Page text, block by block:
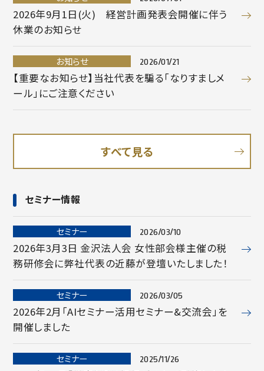
2026年9月1日(火) 経営計画発表会開催に伴う
休業のお知らせ
お知らせ 2026/01/21
【重要なお知らせ】当社代表を騙る「なりすましメ
ール」にご注意ください
すべて見る
セミナー情報
セミナー 2026/03/10
2026年3月3日 金沢法人会 女性部会様主催の税
務研修会に弊社代表の近藤が登壇いたしました！
セミナー 2026/03/05
2026年2月「AIセミナー活用セミナー&交流会」を
開催しました
セミナー 2025/11/26